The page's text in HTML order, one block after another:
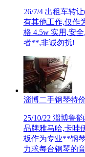
26/7/4 出租车转
有其他工作,仅作
格 4.5w 实用,安
者**,非诚勿扰!
淄博二手钢琴特价
25/10/22 淄博鲁
品牌雅马哈,卡哇
板作为专业**钢
力求每台钢琴的